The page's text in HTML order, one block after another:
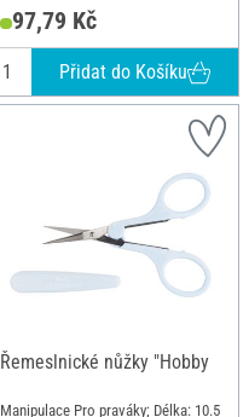
97,79 Kč
Přidat do Košíku
Řemeslnické nůžky "Hobby
Manipulace Pro praváky; Délka: 10.5